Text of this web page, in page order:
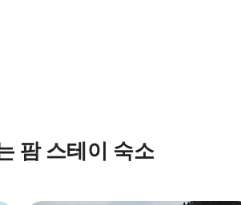
팜 스테이 숙소